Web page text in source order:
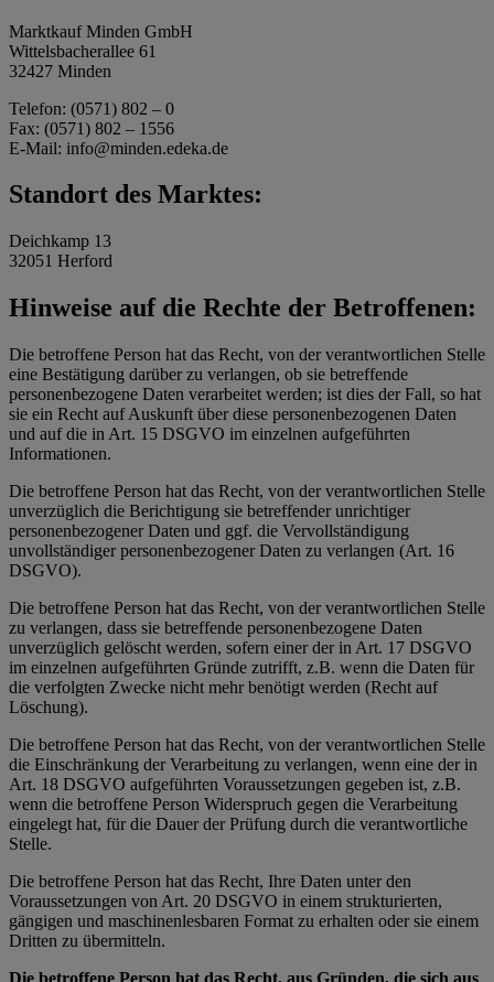
Marktkauf Minden GmbH
Wittelsbacherallee 61
32427 Minden
Telefon: (0571) 802 – 0
Fax: (0571) 802 – 1556
E-Mail: info@minden.edeka.de
Standort des Marktes:
Deichkamp 13
32051 Herford
Hinweise auf die Rechte der Betroffenen:
Die betroffene Person hat das Recht, von der verantwortlichen Stelle
eine Bestätigung darüber zu verlangen, ob sie betreffende
personenbezogene Daten verarbeitet werden; ist dies der Fall, so hat
sie ein Recht auf Auskunft über diese personenbezogenen Daten
und auf die in Art. 15 DSGVO im einzelnen aufgeführten
Informationen.
Die betroffene Person hat das Recht, von der verantwortlichen Stelle
unverzüglich die Berichtigung sie betreffender unrichtiger
personenbezogener Daten und ggf. die Vervollständigung
unvollständiger personenbezogener Daten zu verlangen (Art. 16
DSGVO).
Die betroffene Person hat das Recht, von der verantwortlichen Stelle
zu verlangen, dass sie betreffende personenbezogene Daten
unverzüglich gelöscht werden, sofern einer der in Art. 17 DSGVO
im einzelnen aufgeführten Gründe zutrifft, z.B. wenn die Daten für
die verfolgten Zwecke nicht mehr benötigt werden (Recht auf
Löschung).
Die betroffene Person hat das Recht, von der verantwortlichen Stelle
die Einschränkung der Verarbeitung zu verlangen, wenn eine der in
Art. 18 DSGVO aufgeführten Voraussetzungen gegeben ist, z.B.
wenn die betroffene Person Widerspruch gegen die Verarbeitung
eingelegt hat, für die Dauer der Prüfung durch die verantwortliche
Stelle.
Die betroffene Person hat das Recht, Ihre Daten unter den
Voraussetzungen von Art. 20 DSGVO in einem strukturierten,
gängigen und maschinenlesbaren Format zu erhalten oder sie einem
Dritten zu übermitteln.